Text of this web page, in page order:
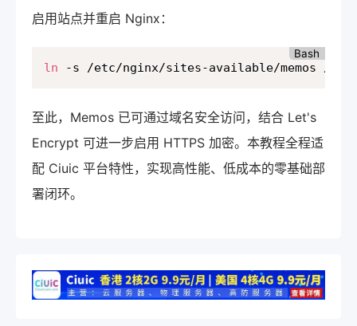
启用站点并重启 Nginx：
Bash
ln -s /etc/nginx/sites-available/memos /
至此，Memos 已可通过域名安全访问，结合 Let's
Encrypt 可进一步启用 HTTPS 加密。本教程全程适
配 Ciuic 平台特性，实现高性能、低成本的零基础部
署闭环。